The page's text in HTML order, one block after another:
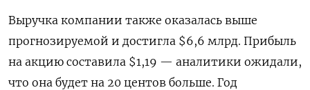
Выручка компании также оказалась выше
прогнозируемой и достигла $6,6 млрд. Прибыль
на акцию составила $1,19 — аналитики ожидали,
что она будет на 20 центов больше. Год